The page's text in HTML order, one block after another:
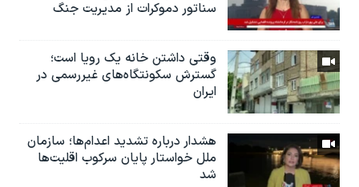
سناتور دموکرات از مدیریت جنگ
وقتی داشتن خانه یک رویا است؛
گسترش سکونتگاه‌های غیررسمی در
ایران
هشدار درباره تشدید اعدام‌ها؛ سازمان
ملل خواستار پایان سرکوب اقلیت‌ها
شد